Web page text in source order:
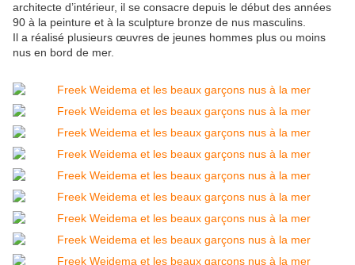
architecte d’intérieur, il se consacre depuis le début des années
90 à la peinture et à la sculpture bronze de nus masculins.
Il a réalisé plusieurs œuvres de jeunes hommes plus ou moins
nus en bord de mer.